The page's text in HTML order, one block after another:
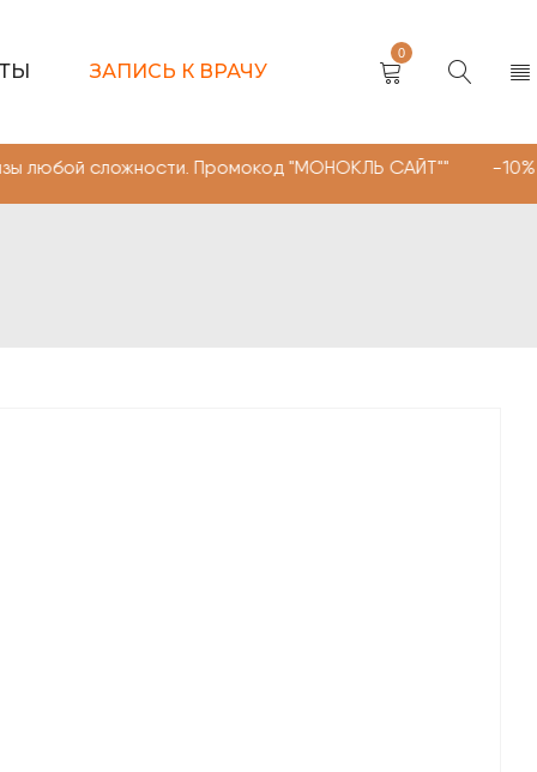
ЗАПИСЬ К ВРАЧУ
0
Промокод "МОНОКЛЬ САЙТ"" -10%